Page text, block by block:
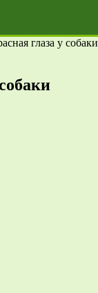
глаза у собаки